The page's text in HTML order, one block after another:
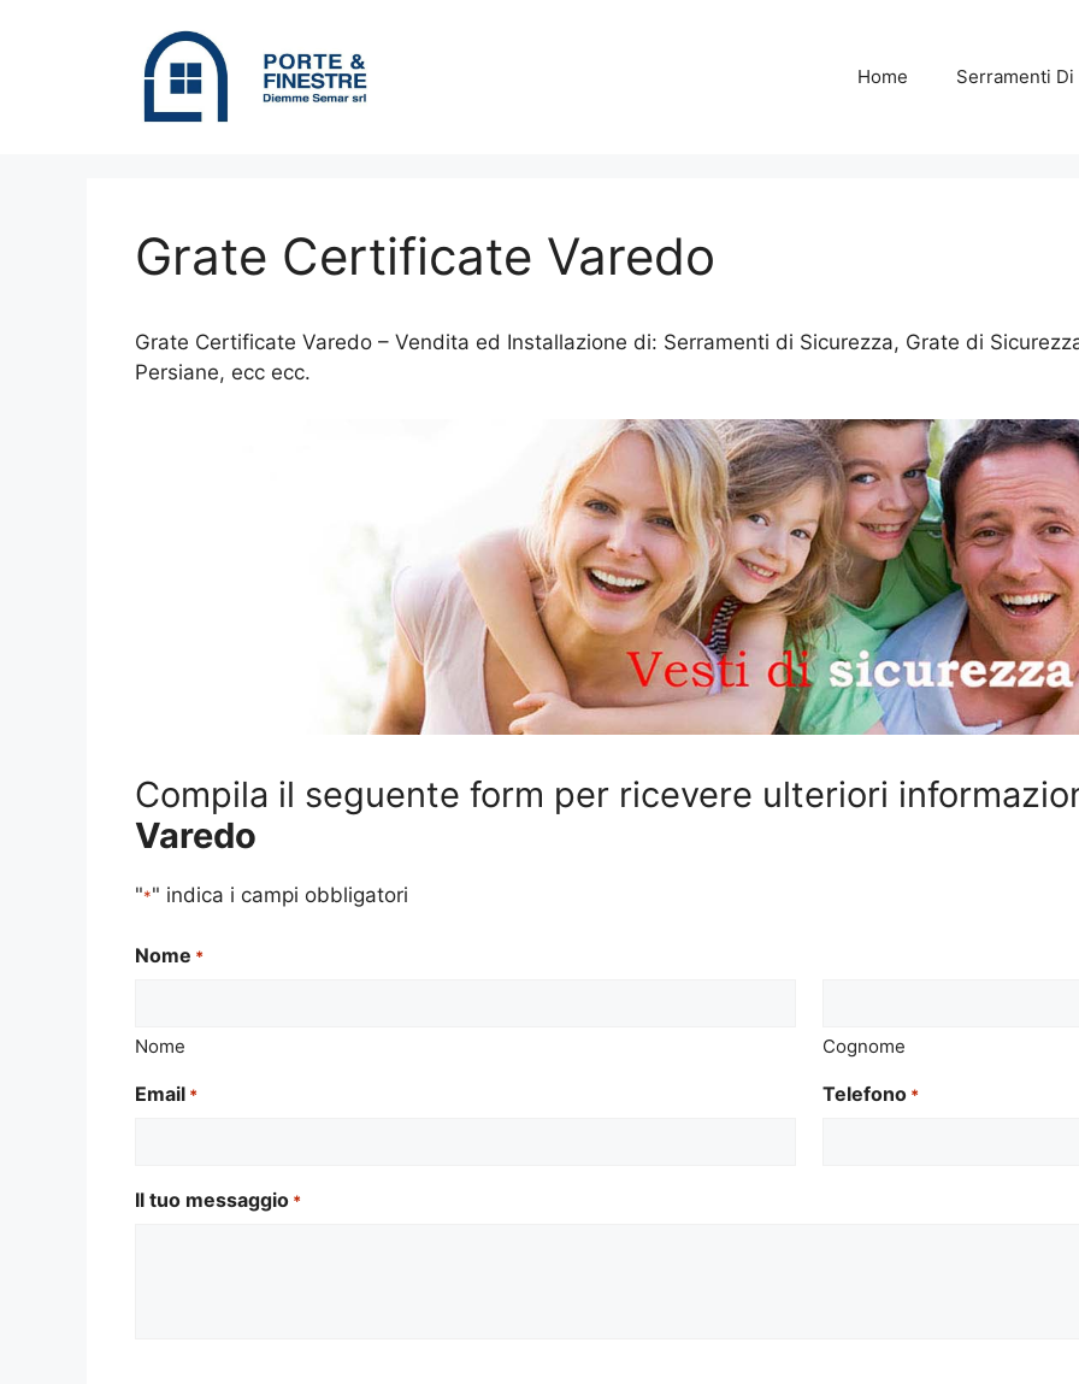
Home Serramenti
Grate Certificate Varedo
Grate Certificate Varedo – Vendita ed Installazione di: Serramenti di Sicurezza, Grate di
Persiane, ecc ecc.
Compila il seguente form per ricevere ulteriori
Varedo
"*" indica i campi obbligatori
Nome *
Nome Cognome
Email * Telefono *
Il tuo messaggio *